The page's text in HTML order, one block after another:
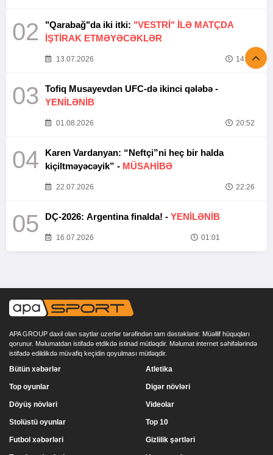
02 "Qarabağ"da iki itki: "VESTRİ" İLƏ MATÇDA
İŞTİRAK ETMƏYƏCƏKLƏR
13.07.2026 14:37
03
Tofiq Musayevdən UFC-də ikinci qələbə -
YENİLƏNİB
01.08.2026 20:52
04
Karen Vardanyan: “Neftçi”ni heç bir halda
kiçiltməyəcəyik” - MÜSAHİBƏ
22.07.2026 22:26
05 DÇ-2026: Argentina finalda! - YENİLƏNİB
16.07.2026 01:01
APA GROUP daxil olan saytlar uzerlər tərəfindən tam dəstəklənir. Müəllif hüquqları
qorunur. Məlumatdan istifadə etdikdə istinad mütləqdir. Məlumat internet səhifələrində
istifadə edildikdə müvafiq keçidin qoyulması mütləqdir.
Bütün xəbərlər
Top oyunlar
Döyüş növləri
Stolüstü oyunlar
Atletika
Digər növləri
Videolar
Top 10
Futbol xəbərləri Gizlilik şərtləri